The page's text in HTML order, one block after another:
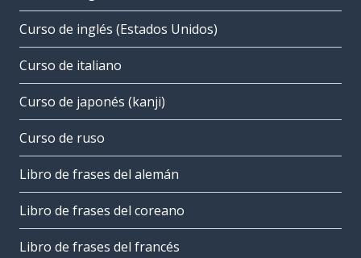
Curso de inglés (Estados Unidos)
Curso de italiano
Curso de japonés (kanji)
Curso de ruso
Libro de frases del alemán
Libro de frases del coreano
Libro de frases del francés